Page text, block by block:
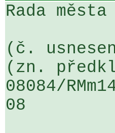
Rada města
(č.
(zn.
08084/
08